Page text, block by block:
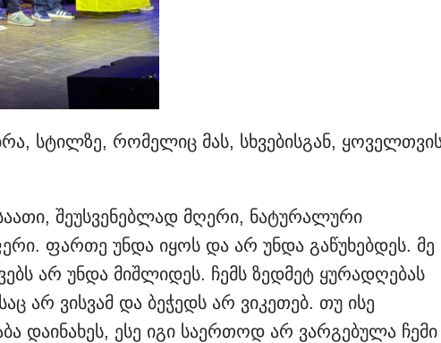
სტილზე, რომელიც მას, სხვებისგან,
შეუსვენებლად მღერი, ნატურალური
ფართე უნდა იყოს და არ უნდა გაწუხებდეს. მე
არ უნდა მიშლიდეს. ჩემს ზედმეტ ყურადღებას
არ ვისვამ და ბეჭედს არ ვიკეთებ. თუ ისე
დაინახეს, ესე იგი საერთოდ არ ვარგებულა ჩემი